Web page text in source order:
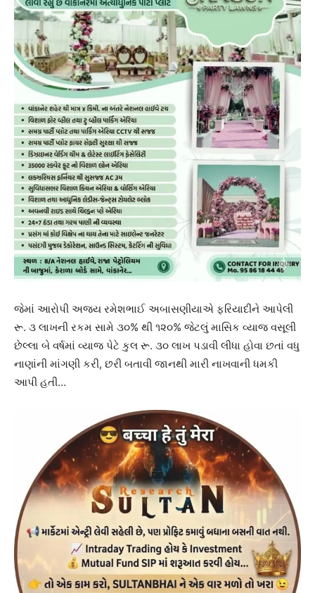
જેમાં આરોપી અજય રમેશભાઈ અબાસણીયાએ ફરિયાદીને આપેલી
રૂ. ૩ લાખની રકમ સામે ૩૦% થી ૧૨૦% જેટલું માસિક વ્યાજ વસૂલી
છેલ્લા બે વર્ષમાં વ્યાજ પેટે કુલ રૂ. ૩૦ લાખ પડાવી લીધા હોવા છતાં વધુ
નાણાંની માંગણી કરી, છરી બતાવી જાનથી મારી નાખવાની ધમકી
આપી હતી…